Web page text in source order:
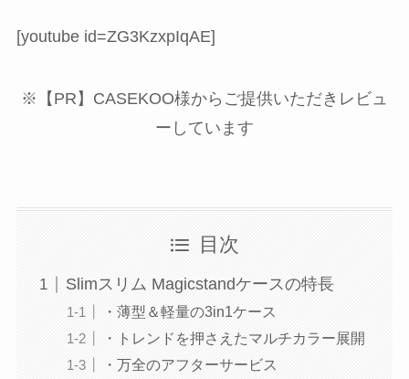
[youtube id=ZG3KzxpIqAE]
※【PR】CASEKOO様からご提供いただきレビュ
ーしています
目次
Slimスリム Magicstandケースの特長
・薄型＆軽量の3in1ケース
・トレンドを押さえたマルチカラー展開
・万全のアフターサービス